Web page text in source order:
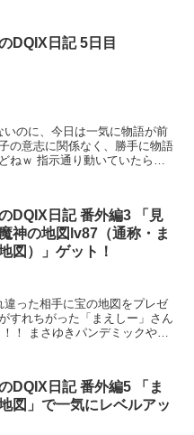
DQIX日記 5日目
のに、今日は一気に物語が前
の意志に関係なく、勝手に物語
いたらク
DQIX日記 番外編3 「見
神の地図lv87（通称・ま
図）」ゲット！
違った相手に宝の地図をプレゼ
すれちがった「まえしー」さん
！ まさゆきパンデミックやば
DQIX日記 番外編5 「ま
図」で一気にレベルアッ